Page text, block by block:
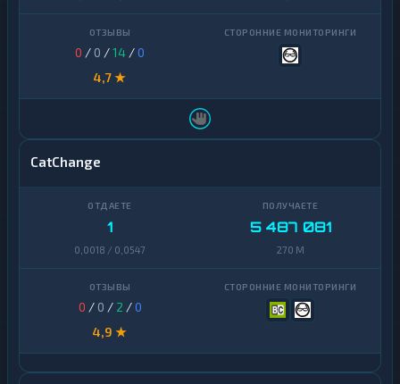
0 / 0 /14 /0
4,7 ★
CatChange
1
0,0018 / 0,0547
5 487 081
270 M
0 / 0 / 2 /0
4,9 ★